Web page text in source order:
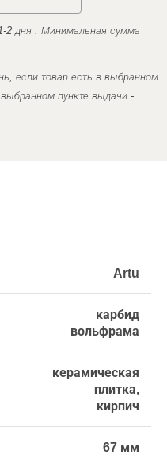
2 дня . Минимальная сумма
если товар есть в выбранном
пункте выдачи -
Artu
карбид
вольфрама
керамическая
плитка,
кирпич
67 мм